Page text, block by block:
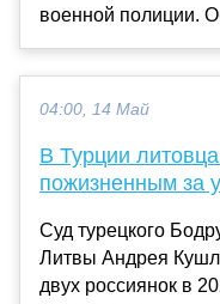
военной полиции.
04:00, 14 Май
В Турции
пожизненным за
Суд турецкого
Литвы Андрея
двух россиянок в